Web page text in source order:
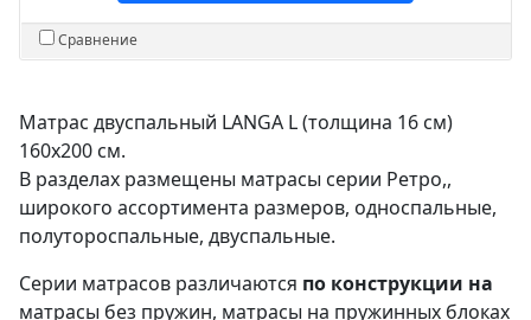
Сравнение
Матрас двуспальный LANGA L (толщина 16 см)
160х200 см.
В разделах размещены матрасы серии Ретро,,
широкого ассортимента размеров, односпальные,
полутороспальные, двуспальные.
Серии матрасов различаются по конструкции на
матрасы без пружин, матрасы на пружинных блоках